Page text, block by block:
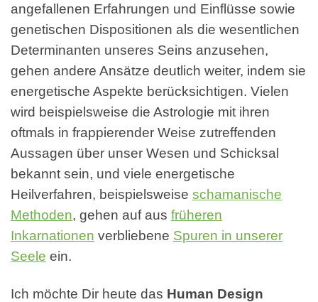
angefallenen Erfahrungen und Einflüsse sowie
genetischen Dispositionen als die wesentlichen
Determinanten unseres Seins anzusehen,
gehen andere Ansätze deutlich weiter, indem sie
energetische Aspekte berücksichtigen. Vielen
wird beispielsweise die Astrologie mit ihren
oftmals in frappierender Weise zutreffenden
Aussagen über unser Wesen und Schicksal
bekannt sein, und viele energetische
Heilverfahren, beispielsweise schamanische
Methoden, gehen auf aus früheren
Inkarnationen verbliebene Spuren in unserer
Seele ein.
Ich möchte Dir heute das Human Design